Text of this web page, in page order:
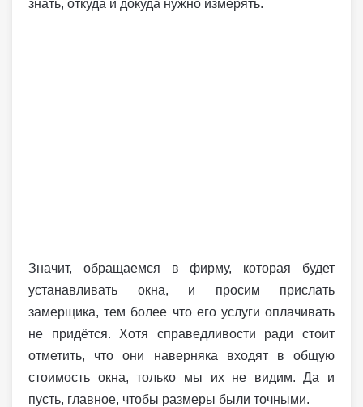
знать, откуда и докуда нужно измерять.
Значит, обращаемся в фирму, которая будет
устанавливать окна, и просим прислать
замерщика, тем более что его услуги оплачивать
не придётся. Хотя справедливости ради стоит
отметить, что они наверняка входят в общую
стоимость окна, только мы их не видим. Да и
пусть, главное, чтобы размеры были точными.